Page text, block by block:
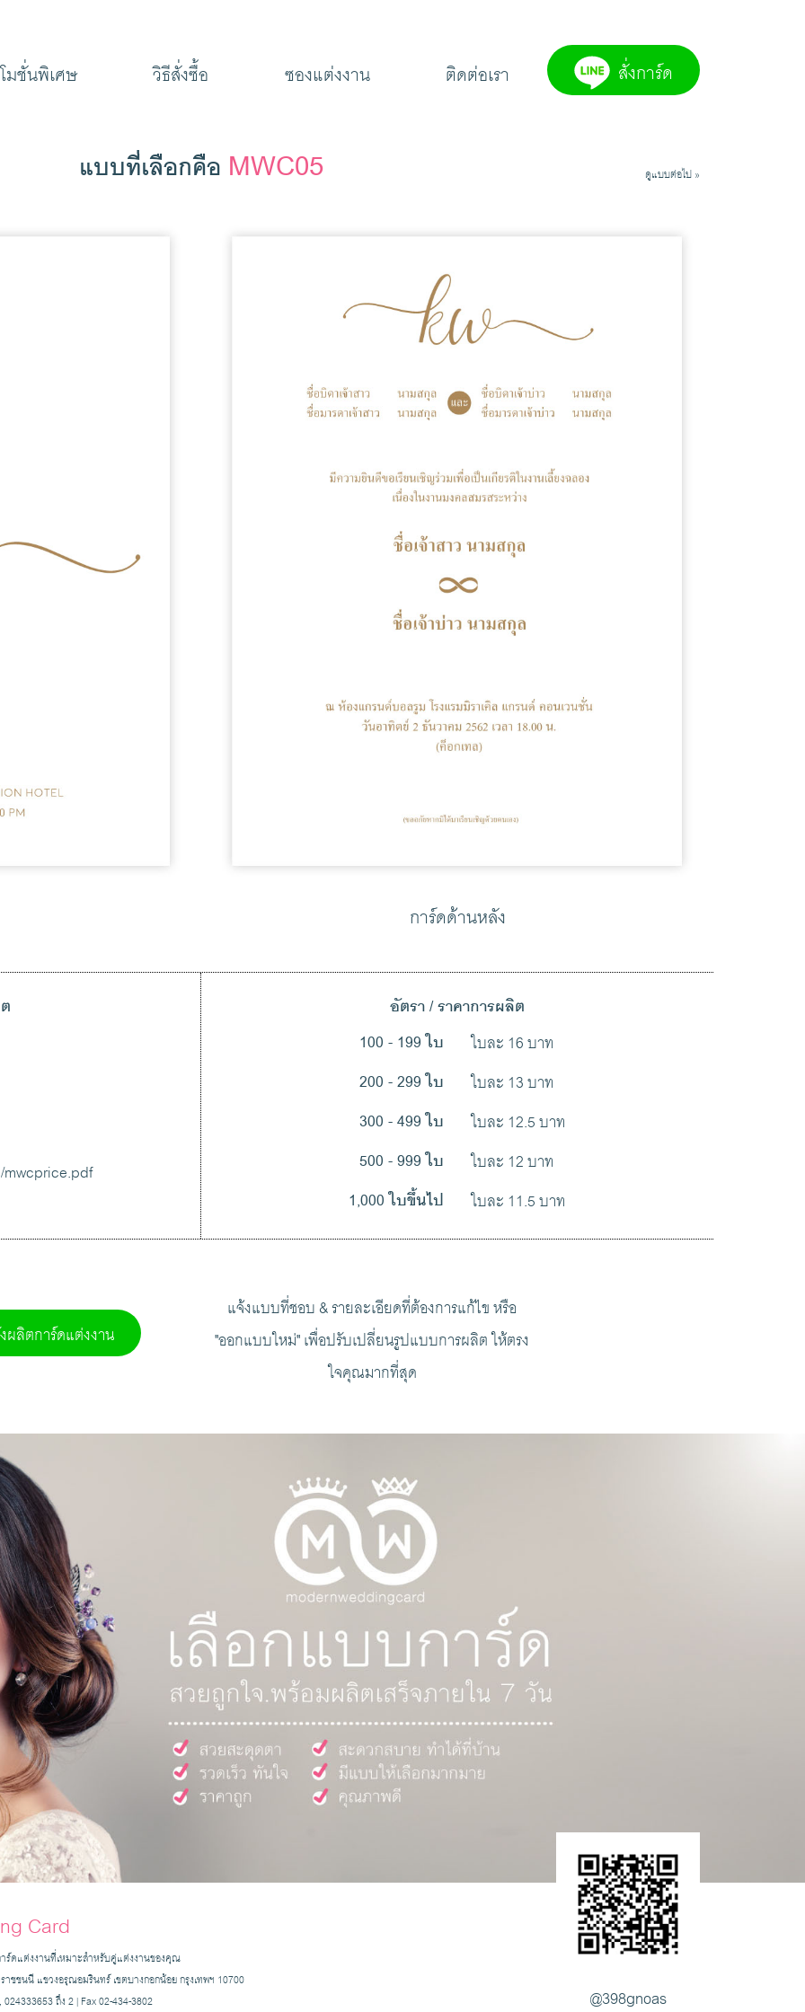
มชั่นพิเศษ วิธีสั่งซื้อ ซองแต่งงาน ติดต่อเรา สั่งการ์ด
แบบที่เลือกคือ MWC05 ดูแบบต่อไป »
การ์ดด้านหลัง
mwcprice.pdf
อัตรา / ราคาการผลิต
100 - 199 ใบ
ใบละ 16 บาท
200 - 299 ใบ ใบละ 13 บาท
300 - 499 ใบ ใบละ 12.5 บาท
500 - 999 ใบ ใบละ 12 บาท
1,000 ใบขึ้นไป ใบละ 11.5 บาท
ลิตการ์ดแต่งงาน
แจ้งแบบที่ชอบ & รายละเอียดที่ต้องการแก้ไข หรือ
"ออกแบบใหม่" เพื่อปรับเปลี่ยนรูปแบบการผลิต ให้ตรง
ใจคุณมากที่สุด
Card
ร์ดแต่งงานที่เหมาะสำหรับคู่แต่งงานของคุณ
ชชนนี แขวงอรุณอมรินทร์ เขตบางกอกน้อย กรุงเทพฯ 10700
ถึง 2 | Fax 02-434-3802
@398gnoas